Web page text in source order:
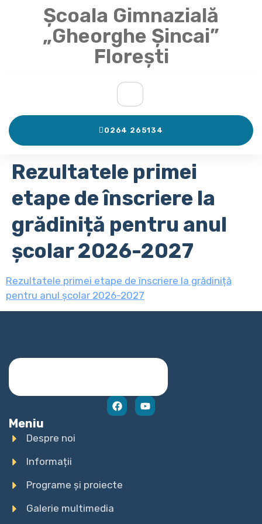
Școala Gimnazială
„Gheorghe Șincai”
Florești
0264 265134
Rezultatele primei
etape de înscriere la
grădiniță pentru anul
școlar 2026-2027
Rezultatele primei etape de înscriere la grădiniță
pentru anul școlar 2026-2027
Meniu
Despre noi
Informații
Programe și proiecte
Galerie multimedia